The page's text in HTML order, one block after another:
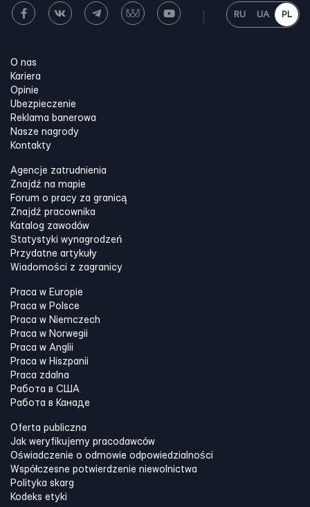
RU UA PL
O nas
Kariera
Opinie
Ubezpieczenie
Reklama banerowa
Nasze nagrody
Kontakty
Agencje zatrudnienia
Znajdź na mapie
Forum o pracy za granicą
Znajdź pracownika
Katalog zawodów
Statystyki wynagrodzeń
Przydatne artykuły
Wiadomości z zagranicy
Praca w Europie
Praca w Polsce
Praca w Niemczech
Praca w Norwegii
Praca w Anglii
Praca w Hiszpanii
Praca zdalna
Работа в США
Работа в Канадe
Oferta publiczna
Jak weryfikujemy pracodawców
Oświadczenie o odmowie odpowiedzialności
Współczesne potwierdzenie niewolnictwa
Polityka skarg
Kodeks etyki